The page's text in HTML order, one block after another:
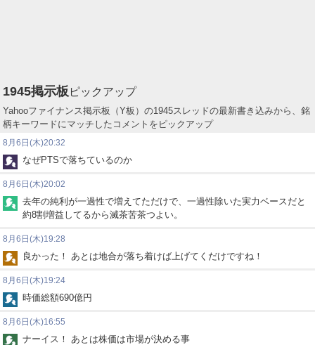
1945掲示板 ピックアップ
Yahooファイナンス掲示板（Y板）の1945スレッドの最新書き込みから、銘
柄キーワードにマッチしたコメントをピックアップ
8月6日(木)20:32
なぜPTSで落ちているのか
8月6日(木)20:02
去年の純利が一過性で増えてただけで、一過性除いた実力ベースだと
約8割増益してるから滅茶苦茶つよい。
8月6日(木)19:28
良かった！ あとは地合が落ち着けば上げてくだけですね！
8月6日(木)19:24
時価総額690億円
8月6日(木)16:55
ナーイス！ あとは株価は市場が決める事